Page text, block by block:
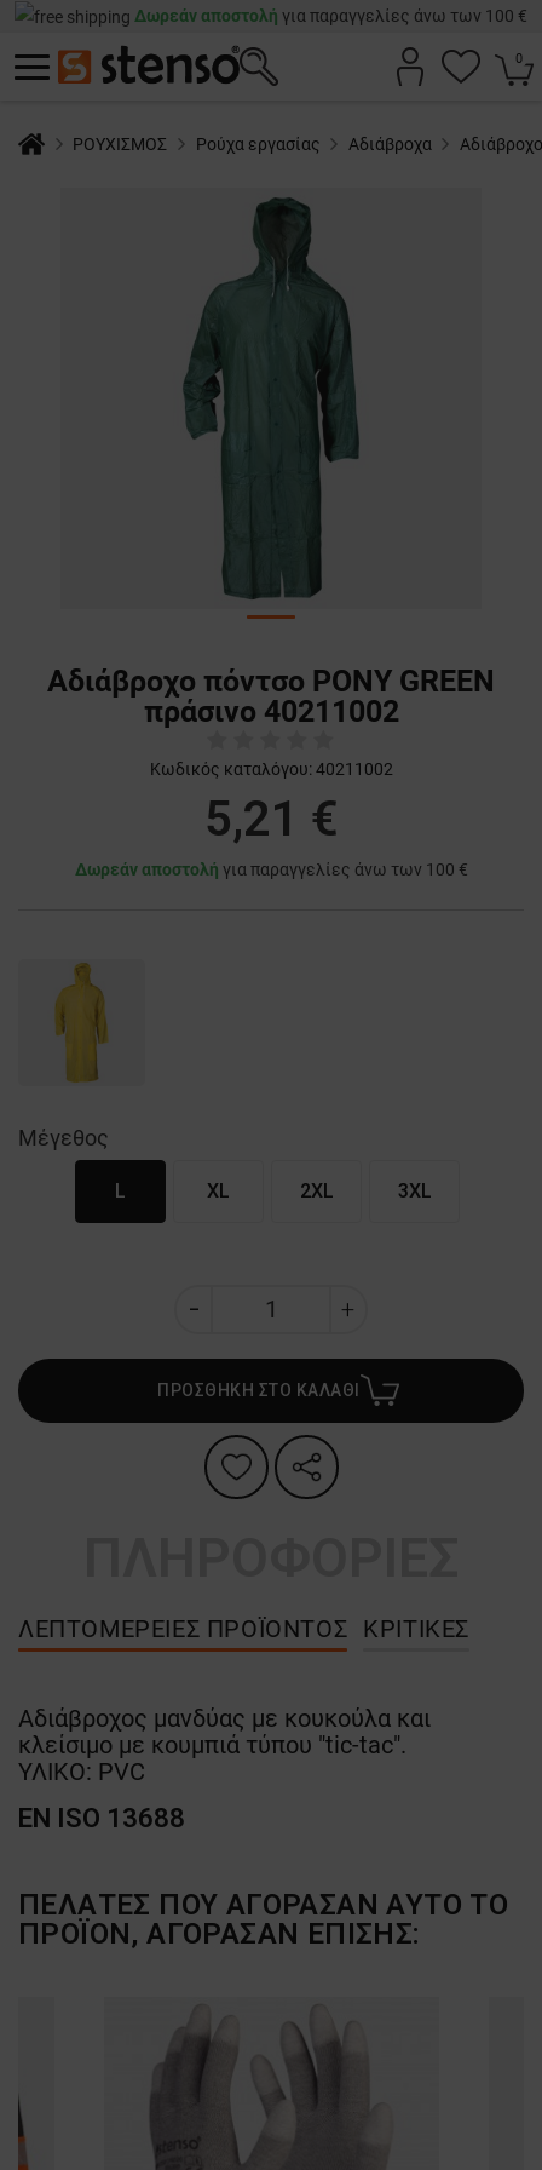
Δωρεάν αποστολή για παραγγελίες άνω των 100 €
0
ΡΟΥΧΙΣΜΟΣ Ρούχα εργασίας Αδιάβροχα
Αδιάβροχο πόντσο PONY GREEN
πράσινο 40211002
Κωδικός καταλόγου: 40211002
5,21 €
Δωρεάν αποστολή για παραγγελίες άνω των 100 €
Μέγεθος
L XL 2XL 3XL
ΠΡΟΣΘΗΚΗ ΣΤΟ ΚΑΛΑΘΙ
ΛΕΠΤΟΜΈΡΕΙΕΣ ΠΡΟΪΌΝΤΟΣ ΚΡΙΤΙΚΈΣ
Αδιάβροχος μανδύας με κουκούλα και
κλείσιμο με κουμπιά τύπου "tic-tac".
ΥΛΙΚΟ: PVC
EN ISO 13688
ΠΕΛΆΤΕΣ ΠΟΥ ΑΓΌΡΑΣΑΝ ΑΥΤΌ ΤΟ
ΠΡΟΪΌΝ, ΑΓΌΡΑΣΑΝ ΕΠΊΣΗΣ: